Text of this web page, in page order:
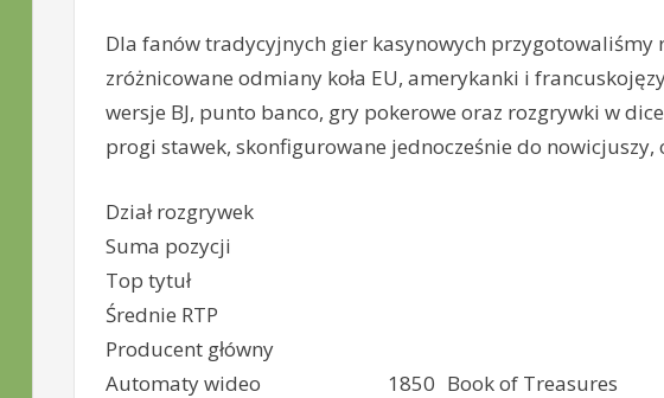
Dla fanów tradycyjnych gier kasynowych przygotowaliśmy
zróżnicowane odmiany koła EU, amerykanki i
wersje BJ, punto banco, gry pokerowe oraz rozgrywki w
progi stawek, skonfigurowane jednocześnie do nowicjuszy,
Dział rozgrywek
Suma pozycji
Top tytuł
Średnie RTP
Producent główny
Automaty wideo
1850 Book of Treasures